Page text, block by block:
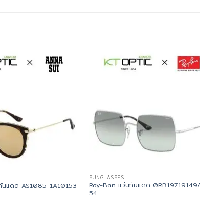
นแดด AS1085-1A10153
SUNGLASSES
Ray-Ban แว่นกันแดด
54